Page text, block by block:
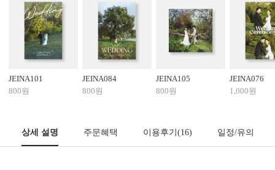
JEINA101
800원
JEINA084
800원
JEINA105
800원
JEINA076
1,000원
상세 설명 주문혜택 이용후기(16) 일정/유의